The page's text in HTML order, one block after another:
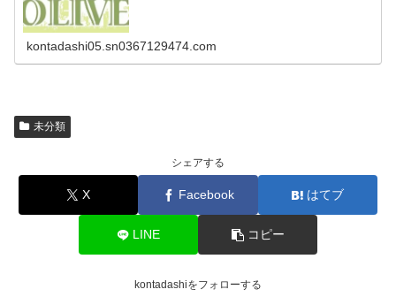
kontadashi05.sn0367129474.com
未分類
シェアする
X Facebook はてブ
LINE コピー
kontadashiをフォローする